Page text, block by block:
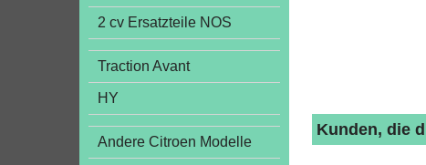
2 cv Ersatzteile NOS
Traction Avant
HY
Andere Citroen Modelle
Kunden, die